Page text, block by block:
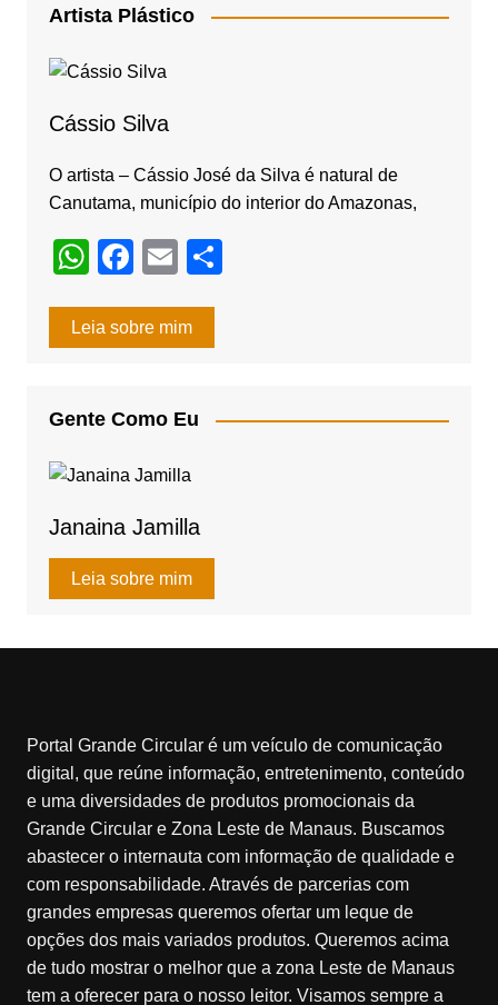
e
o
k
gr
a
Artista Plástico
Cássio Silva
O artista – Cássio José da Silva é natural de
Canutama, município do interior do Amazonas,
W
at
p
p
F
c
o
o
E
ail
Leia sobre mim
Gente Como Eu
Janaina Jamilla
Leia sobre mim
Portal Grande Circular é um veículo de comunicação
digital, que reúne informação, entretenimento, conteúdo
e uma diversidades de produtos promocionais da
Grande Circular e Zona Leste de Manaus. Buscamos
abastecer o internauta com informação de qualidade e
com responsabilidade. Através de parcerias com
grandes empresas queremos ofertar um leque de
opções dos mais variados produtos. Queremos acima
de tudo mostrar o melhor que a zona Leste de Manaus
tem a oferecer para o nosso leitor. Visamos sempre a